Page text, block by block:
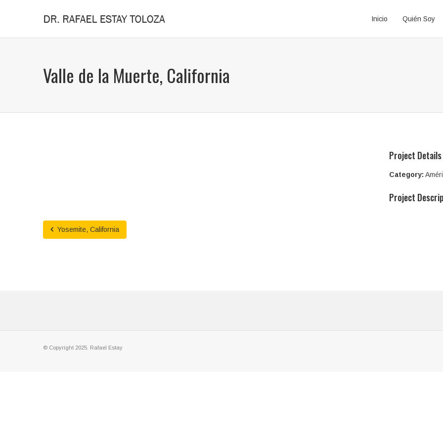
Inicio Quién Soy
Valle de la Muerte, California
Project Details
Category:
Project
Yosemite, California
© Copyright 2025. Rafael Estay